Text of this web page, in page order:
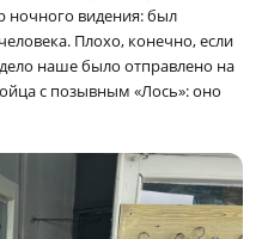
ночного видения: был
Плохо, конечно, если
наше было отправлено на
с позывным «Лось»: оно